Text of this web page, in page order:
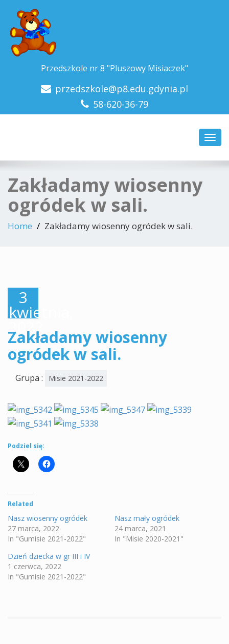
Przedszkole nr 8 "Pluszowy Misiaczek"
przedszkole@p8.edu.gdynia.pl
58-620-36-79
Zakładamy wiosenny
ogródek w sali.
Home Zakładamy wiosenny ogródek w sali.
3
kwietnia,
2022
Zakładamy wiosenny
ogródek w sali.
Grupa : Misie 2021-2022
Podziel się:
Related
Nasz wiosenny ogródek
27 marca, 2022
In "Gumisie 2021-2022"
Nasz mały ogródek
24 marca, 2021
In "Misie 2020-2021"
Dzień dziecka w gr III i IV
1 czerwca, 2022
In "Gumisie 2021-2022"